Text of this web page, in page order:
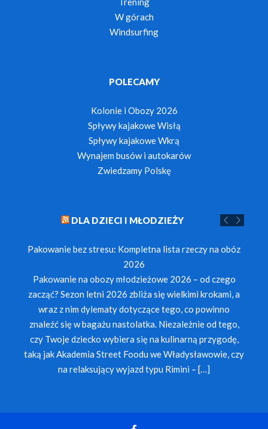
W górach
Windsurfing
POLECAMY
Kolonie i Obozy 2026
Spływy kajakowe Wisłą
Spływy kajakowe Wkrą
Wynajem busów i autokarów
Zwiedzamy Polskę
DLA DZIECI I MŁODZIEŻY
Pakowanie bez stresu: Kompletna lista rzeczy na obóz
2026
Pakowanie na obozy młodzieżowe 2026 – od czego
zacząć? Sezon letni 2026 zbliża się wielkimi krokami, a
wraz z nim dylematy dotyczące tego, co powinno
znaleźć się w bagażu nastolatka. Niezależnie od tego,
czy Twoje dziecko wybiera się na kulinarną przygodę,
taką jak Akademia Street Foodu we Władysławowie, czy
na relaksujący wyjazd typu Rimini – […]